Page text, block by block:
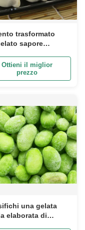
trasformato
sapore
cinesi
Jiaozi
Ottieni il miglior
prezzo
una gelata
elaborata di